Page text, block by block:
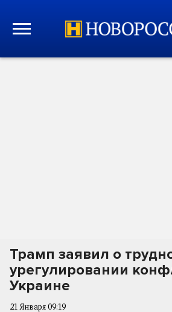
Трамп заявил о
урегулировании
Украине
21 Января 09:19